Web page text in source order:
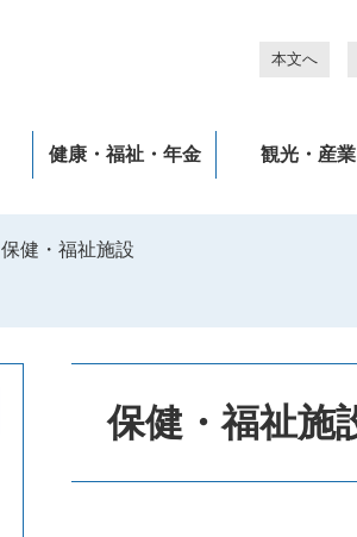
本文へ
健康・福祉・年金 観光・産業
保健・福祉施設
保健・福祉施